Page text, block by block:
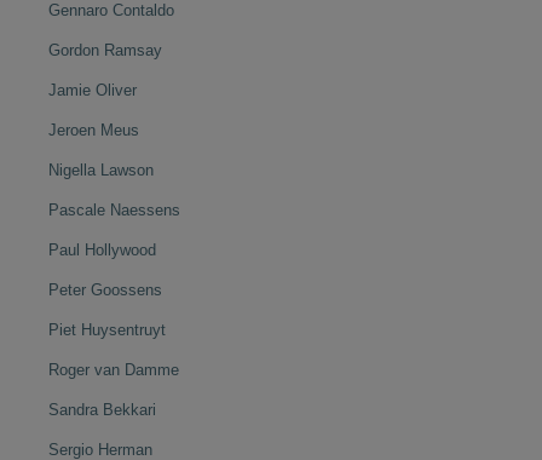
Gennaro Contaldo
Gordon Ramsay
Jamie Oliver
Jeroen Meus
Nigella Lawson
Pascale Naessens
Paul Hollywood
Peter Goossens
Piet Huysentruyt
Roger van Damme
Sandra Bekkari
Sergio Herman